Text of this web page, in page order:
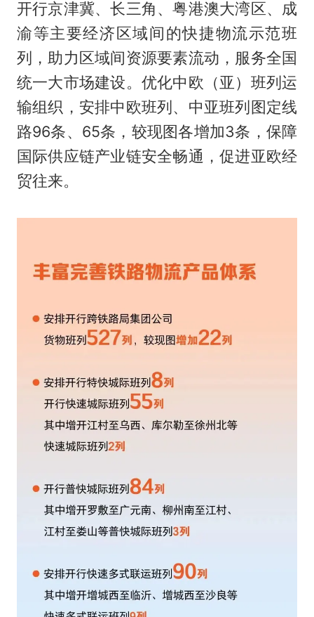
开行京津冀、长三角、粤港澳大湾区、成
渝等主要经济区域间的快捷物流示范班
列，助力区域间资源要素流动，服务全国
统一大市场建设。优化中欧（亚）班列运
输组织，安排中欧班列、中亚班列图定线
路96条、65条，较现图各增加3条，保障
国际供应链产业链安全畅通，促进亚欧经
贸往来。